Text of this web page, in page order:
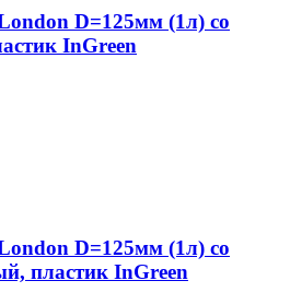
D=125мм (1л) со
InGreen
D=125мм (1л) со
пластик InGreen